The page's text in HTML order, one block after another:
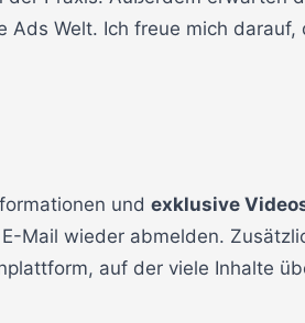
Welt. Ich freue mich
und exklusive
Mail wieder abmelden.
auf der viele Inhalte